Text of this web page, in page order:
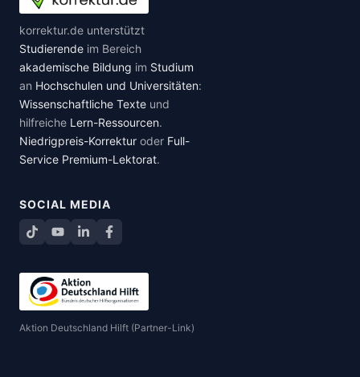
korrektur.de unterstützt
Studierende im Bereich
akademische Bildung im Studium
an Hochschulen und Universitäten:
Wissenschaftliche Texte und
hilfreiche Lern-Ressourcen.
Niedrigpreis-Korrektur oder Full-
Service Premium-Lektorat.
SOCIAL MEDIA
TikTokYouTube
LinkedInFacebook teilen
Aktion Deutschland Hilft (Partner-Link)